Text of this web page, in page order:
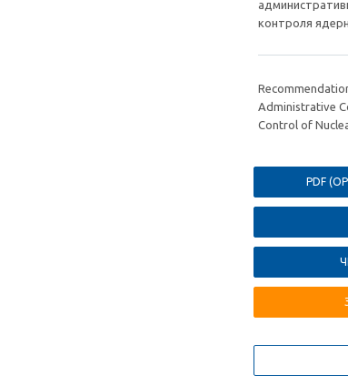
контроля
Administrative
Control of
PDF